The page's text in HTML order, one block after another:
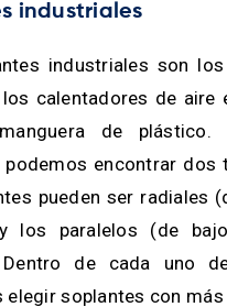
industriales
industriales son
calentadores de aire
de plástico.
podemos encontrar dos
pueden ser radiales
los paralelos (de
Dentro de cada uno
elegir soplantes con